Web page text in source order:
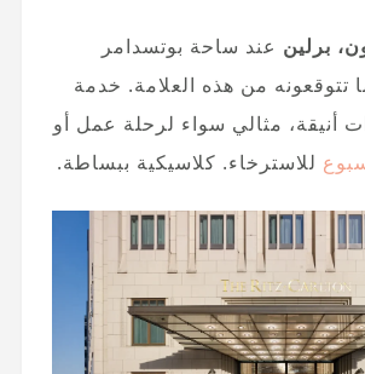
برلين عند ساحة بوتسدامر
تتوقعونه من هذه العلامة. خدمة
أنيقة، مثالي سواء لرحلة عمل أو
للاسترخاء. كلاسيكية ببساطة.